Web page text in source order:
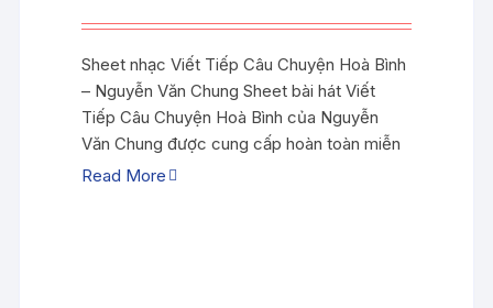
Sheet nhạc Viết Tiếp Câu Chuyện Hoà Bình
– Nguyễn Văn Chung Sheet bài hát Viết
Tiếp Câu Chuyện Hoà Bình của Nguyễn
Văn Chung được cung cấp hoàn toàn miễn
Read More